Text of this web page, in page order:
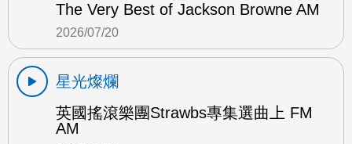
The Very Best of Jackson Browne AM
2026/07/20
星光燦爛
英國搖滾樂團Strawbs專集選曲上 FM
AM